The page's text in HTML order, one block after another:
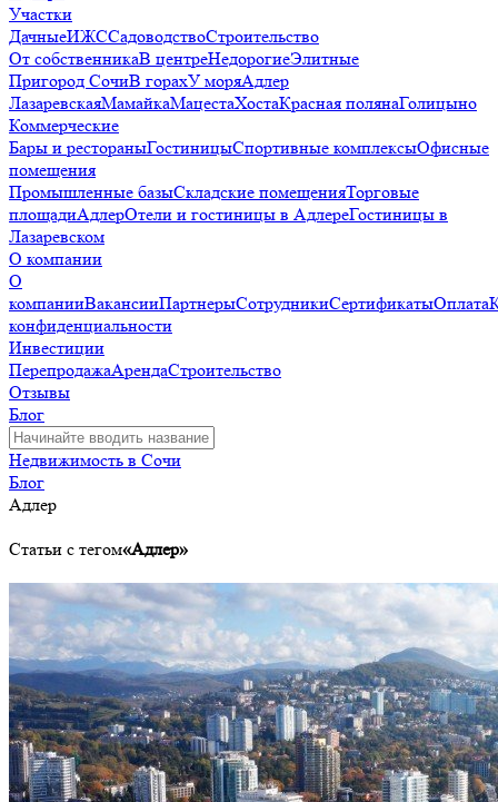
Участки
ДачныеИЖССадоводствоСтроительство
От собственникаВ центреНедорогиеЭлитные
Пригород СочиВ горахУ моряАдлер
ЛазаревскаяМамайкаМацестаХостаКрасная полянаГолицыно
Коммерческие
Бары и рестораныГостиницыСпортивные комплексыОфисные
помещения
Промышленные базыСкладские помещенияТорговые
площадиАдлерОтели и гостиницы в АдлереГостиницы в
Лазаревском
О компании
О
компанииВакансииПартнерыСотрудникиСертификатыОплата
конфиденциальности
Инвестиции
ПерепродажаАрендаСтроительство
Отзывы
Блог
Недвижимость в Сочи
Блог
Адлер
Статьи с тегом«Адлер»